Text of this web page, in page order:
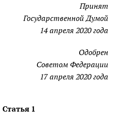
Принят
Государственной Думой
14 апреля 2020 года
Одобрен
Советом Федерации
17 апреля 2020 года
Статья 1